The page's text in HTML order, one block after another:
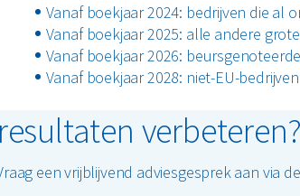
Vanaf boekjaar 2024: bedrijven die al
Vanaf boekjaar 2025: alle andere
Vanaf boekjaar 2026:
Vanaf boekjaar 2028: niet-EU-bedrijven
een vrijblijvend adviesgesprek aan via